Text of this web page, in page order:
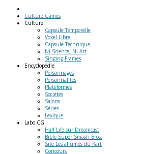
Culture Games
Culture
Capsule Temporelle
Voxel Libre
Capsule Technique
Ni Science, Ni Art
Singing Frames
Encyclopédie
Personnages
Personnalités
Plateformes
Sociétés
Salons
Séries
Lexique
Labo CG
Half Life sur Dreamcast
Bible Super Smash Bros.
Site Les allumés du Kart
Concours